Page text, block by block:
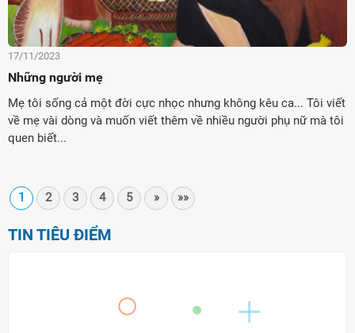
17/11/2023
Những người mẹ
Mẹ tôi sống cả một đời cực nhọc nhưng không kêu ca... Tôi viết
về mẹ vài dòng và muốn viết thêm về nhiều người phụ nữ mà tôi
quen biết...
1 2 3 4 5 » »»
TIN TIÊU ĐIỂM